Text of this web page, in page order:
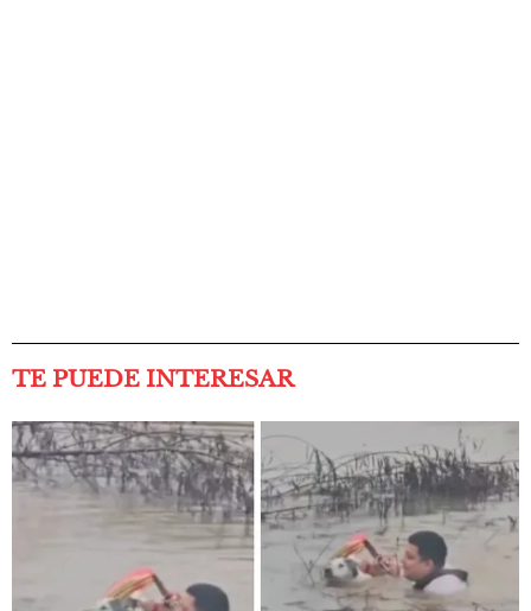
TE PUEDE INTERESAR